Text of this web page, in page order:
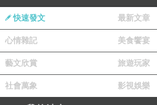
須放置陰涼乾燥處保存
避免陽光照射而變質唷!!
保存期限是兩年左右
快速發文 最新文章
心情雜記 美食饗宴
藝文欣賞 旅遊玩家
社會萬象 影視娛樂